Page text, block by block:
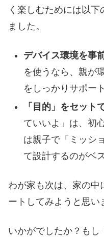
く楽しむためには以
ました。
デバイス環境を事
を使うなら、親が
をしっかりサポー
「目的」をセット
ていいよ」は、初
は親子で「ミッシ
て設計するのがベス
わが家も次は、家の中
ートしてみようと思い
いかがでしたか？もし